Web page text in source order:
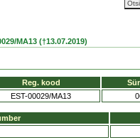
MA13 (†13.07.2019)
Reg. kood
EST-00029/MA13